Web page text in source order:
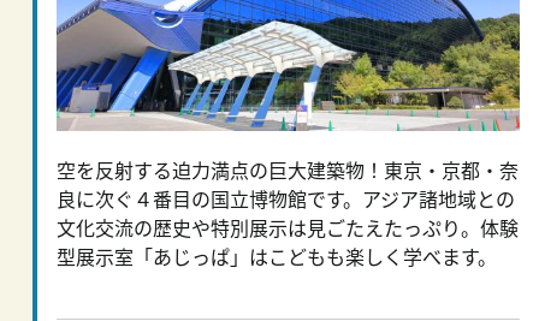
空を反射する迫力満点の巨大建築物！東京・京都・奈
良に次ぐ４番目の国立博物館です。アジア諸地域との
文化交流の歴史や特別展示は見ごたえたっぷり。体験
型展示室「あじっぱ」はこどもも楽しく学べます。